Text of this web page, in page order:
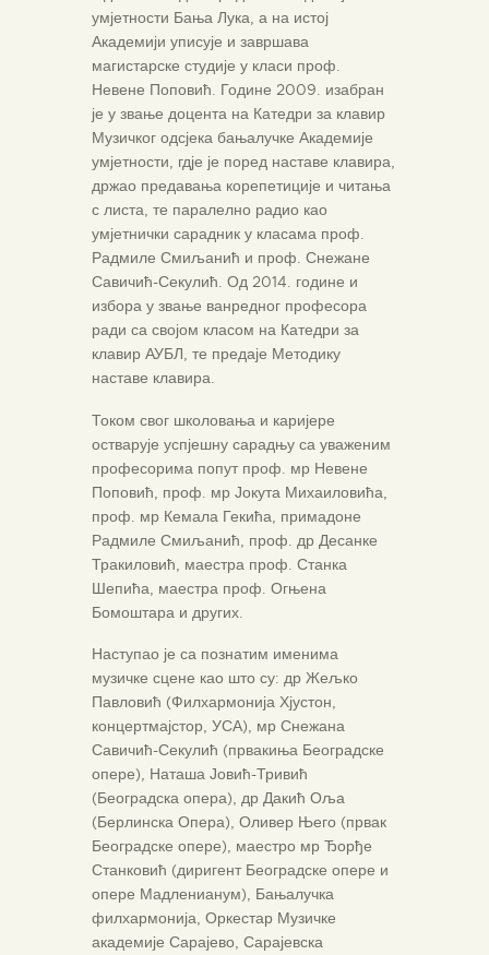
умјетности Бања Лука, а на истој
Академији уписује и завршава
магистарске студије у класи проф.
Невене Поповић. Године 2009. изабран
је у звање доцента на Катедри за клавир
Музичког одсјека бањалучке Академије
умјетности, гдје је поред наставе клавира,
држао предавања корепетиције и читања
с листа, те паралелно радио као
умјетнички сарадник у класама проф.
Радмиле Смиљанић и проф. Снежане
Савичић-Секулић. Од 2014. године и
избора у звање ванредног професора
ради са својом класом на Катедри за
клавир АУБЛ, те предаје Методику
наставе клавира.
Током свог школовања и каријере
остварује успјешну сарадњу са уваженим
професорима попут проф. мр Невене
Поповић, проф. мр Јокута Михаиловића,
проф. мр Кемала Гекића, примадоне
Радмиле Смиљанић, проф. др Десанке
Тракиловић, маестра проф. Станка
Шепића, маестра проф. Огњена
Бомоштара и других.
Наступао је са познатим именима
музичке сцене као што су: др Жељко
Павловић (Филхармонија Хјустон,
концертмајстор, УСА), мр Снежана
Савичић-Секулић (првакиња Београдске
опере), Наташа Јовић-Тривић
(Београдска опера), др Дакић Оља
(Берлинска Опера), Оливер Њего (првак
Београдске опере), маестро мр Ђорђе
Станковић (диригент Београдске опере и
опере Мадленианум), Бањалучка
филхармонија, Оркестар Музичке
академије Сарајево, Сарајевска